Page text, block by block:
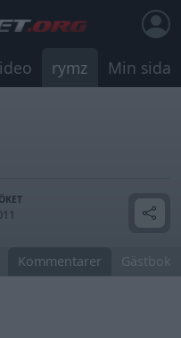
rymz Min sida
Kommentarer Gästbok